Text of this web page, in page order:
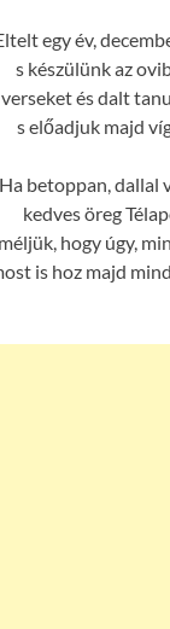
egy év,
s készülünk az
verseket és dalt
s előadjuk majd
Ha betoppan, dallal
kedves öreg
hogy úgy,
is hoz majd